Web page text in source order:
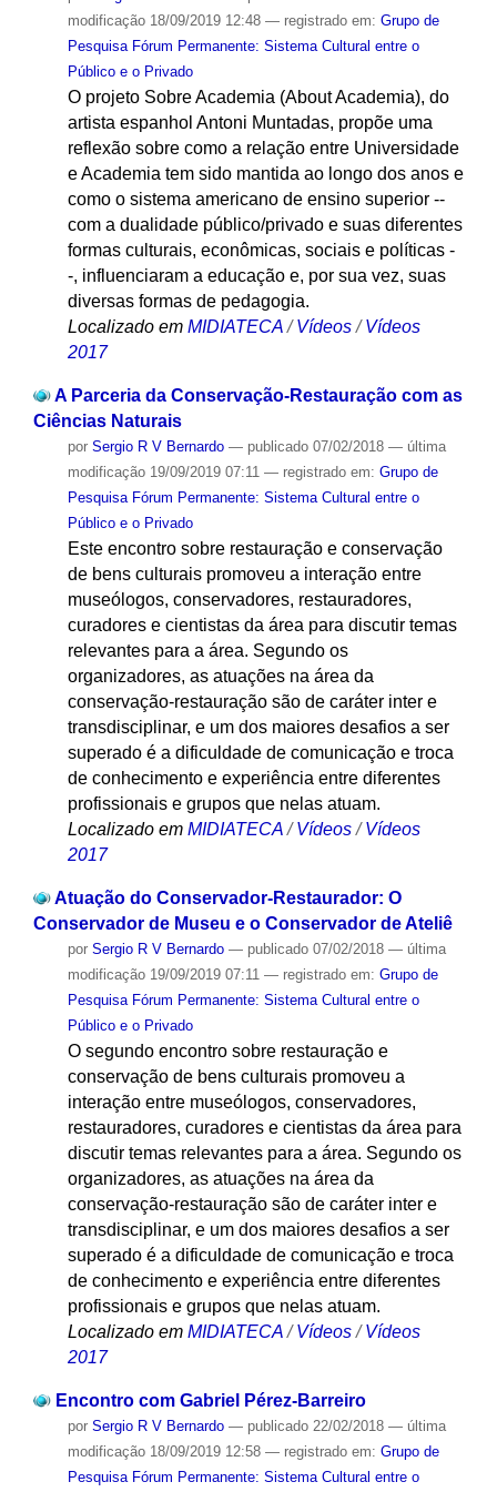
modificação18/09/2019 12:48 — registrado em: Grupo de
Pesquisa Fórum Permanente: Sistema Cultural entre o
Público e o Privado
O projeto Sobre Academia (About Academia), do
artista espanhol Antoni Muntadas, propõe uma
reflexão sobre como a relação entre Universidade
e Academia tem sido mantida ao longo dos anos e
como o sistema americano de ensino superior --
com a dualidade público/privado e suas diferentes
formas culturais, econômicas, sociais e políticas -
-, influenciaram a educação e, por sua vez, suas
diversas formas de pedagogia.
Localizado em MIDIATECA / Vídeos / Vídeos
2017
A Parceria da Conservação-Restauração com as
Ciências Naturais
por Sergio R V Bernardo — publicado07/02/2018 — última
modificação19/09/2019 07:11 — registrado em: Grupo de
Pesquisa Fórum Permanente: Sistema Cultural entre o
Público e o Privado
Este encontro sobre restauração e conservação
de bens culturais promoveu a interação entre
museólogos, conservadores, restauradores,
curadores e cientistas da área para discutir temas
relevantes para a área. Segundo os
organizadores, as atuações na área da
conservação-restauração são de caráter inter e
transdisciplinar, e um dos maiores desafios a ser
superado é a dificuldade de comunicação e troca
de conhecimento e experiência entre diferentes
profissionais e grupos que nelas atuam.
Localizado em MIDIATECA /Vídeos /Vídeos
2017
Atuação do Conservador-Restaurador: O
Conservador de Museu e o Conservador de Ateliê
por Sergio R V Bernardo — publicado07/02/2018 — última
modificação19/09/2019 07:11 — registrado em: Grupo de
Pesquisa Fórum Permanente: Sistema Cultural entre o
Público e o Privado
O segundo encontro sobre restauração e
conservação de bens culturais promoveu a
interação entre museólogos, conservadores,
restauradores, curadores e cientistas da área para
discutir temas relevantes para a área. Segundo os
organizadores, as atuações na área da
conservação-restauração são de caráter inter e
transdisciplinar, e um dos maiores desafios a ser
superado é a dificuldade de comunicação e troca
de conhecimento e experiência entre diferentes
profissionais e grupos que nelas atuam.
Localizado em MIDIATECA /Vídeos /Vídeos
2017
Encontro com Gabriel Pérez-Barreiro
por Sergio R V Bernardo — publicado22/02/2018 — última
modificação18/09/2019 12:58 — registrado em: Grupo de
Pesquisa Fórum Permanente: Sistema Cultural entre o